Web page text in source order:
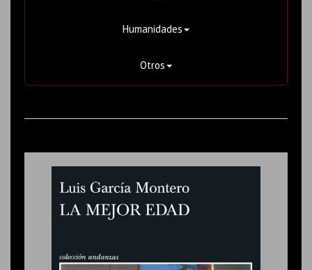
Humanidades
Otros